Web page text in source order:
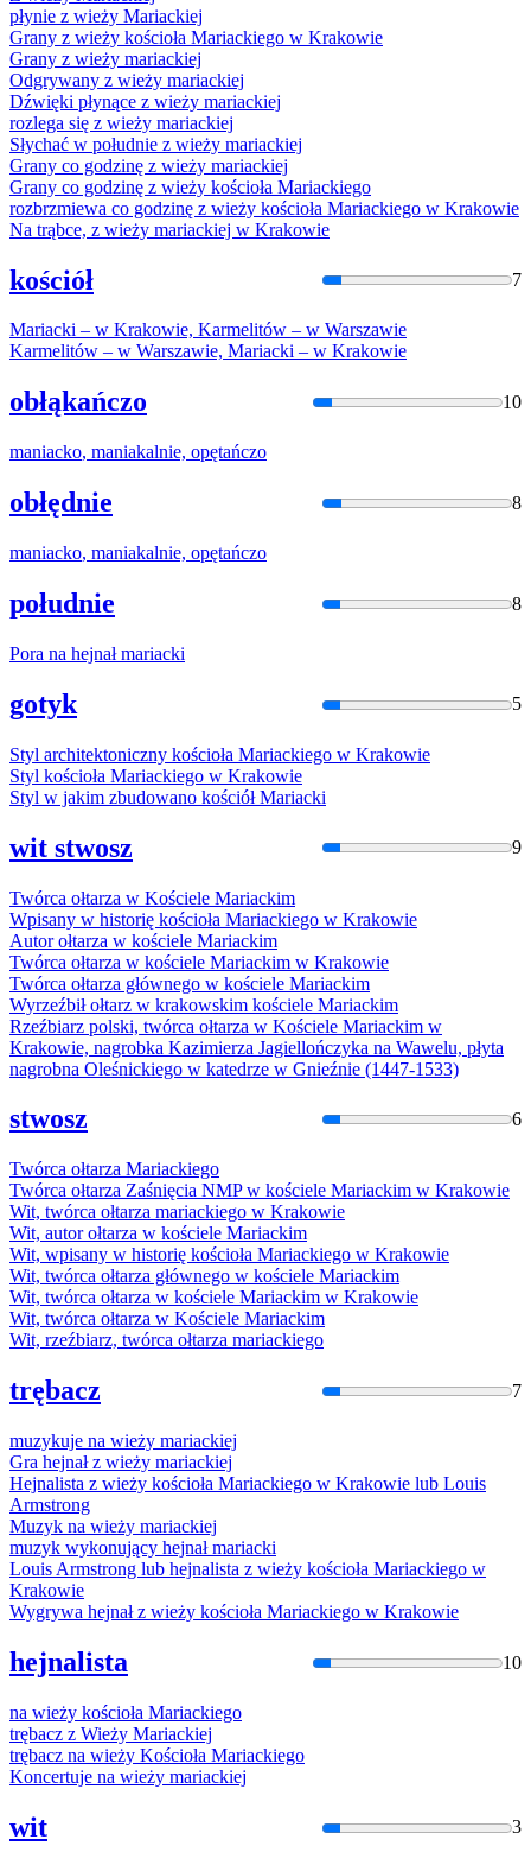
płynie z wieży Mariackiej
Grany z wieży kościoła Mariackiego w Krakowie
Grany z wieży mariackiej
Odgrywany z wieży mariackiej
Dźwięki płynące z wieży mariackiej
rozlega się z wieży mariackiej
Słychać w południe z wieży mariackiej
Grany co godzinę z wieży mariackiej
Grany co godzinę z wieży kościoła Mariackiego
rozbrzmiewa co godzinę z wieży kościoła Mariackiego w Krakowie
Na trąbce, z wieży mariackiej w Krakowie
kościół 7
Mariacki – w Krakowie, Karmelitów – w Warszawie
Karmelitów – w Warszawie, Mariacki – w Krakowie
obłąkańczo 10
maniacko, maniakalnie, opętańczo
obłędnie 8
maniacko, maniakalnie, opętańczo
południe 8
Pora na hejnałmariacki
gotyk 5
Styl architektoniczny kościoła Mariackiego w Krakowie
Styl kościoła Mariackiego w Krakowie
Styl w jakim zbudowano kościółMariacki
wit stwosz 9
Twórca ołtarza w Kościele Mariackim
Wpisany w historię kościoła Mariackiego w Krakowie
Autor ołtarza w kościele Mariackim
Twórca ołtarza w kościele Mariackim w Krakowie
Twórca ołtarza głównego w kościele Mariackim
Wyrzeźbił ołtarz w krakowskim kościele Mariackim
Rzeźbiarz polski, twórca ołtarza w Kościele Mariackim w
Krakowie, nagrobka Kazimierza Jagiellończyka na Wawelu, płyta
nagrobna Oleśnickiego w katedrze w Gnieźnie (1447-1533)
stwosz 6
Twórca ołtarza Mariackiego
Twórca ołtarza Zaśnięcia NMP w kościele Mariackim w Krakowie
Wit, twórca ołtarza mariackiego w Krakowie
Wit, autor ołtarza w kościele Mariackim
Wit, wpisany w historię kościoła Mariackiego w Krakowie
Wit, twórca ołtarza głównego w kościele Mariackim
Wit, twórca ołtarza w kościele Mariackim w Krakowie
Wit, twórca ołtarza w Kościele Mariackim
Wit, rzeźbiarz, twórca ołtarza mariackiego
trębacz 7
muzykuje na wieży mariackiej
Gra hejnał z wieży mariackiej
Hejnalista z wieży kościoła Mariackiego w Krakowie lub Louis
Armstrong
Muzyk na wieży mariackiej
muzyk wykonujący hejnałmariacki
Louis Armstrong lub hejnalista z wieży kościoła Mariackiego w
Krakowie
Wygrywa hejnał z wieży kościoła Mariackiego w Krakowie
hejnalista 10
na wieży kościoła Mariackiego
trębacz z Wieży Mariackiej
trębacz na wieży Kościoła Mariackiego
Koncertuje na wieży mariackiej
wit 3